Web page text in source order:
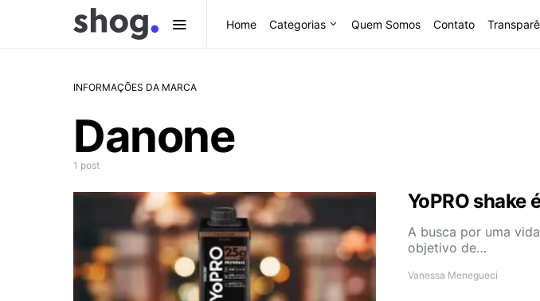
Home Categorias Quem Somos Contato
INFORMAÇÕES DA MARCA
Danone
1 post
YoPRO shake
A busca por uma
objetivo de…
Vanessa Menegueci